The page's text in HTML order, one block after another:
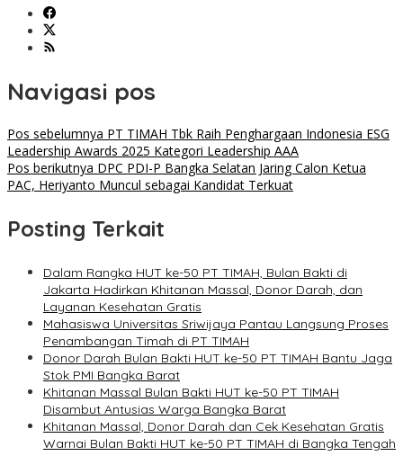
Navigasi pos
Pos sebelumnya PT TIMAH Tbk Raih Penghargaan Indonesia ESG
Leadership Awards 2025 Kategori Leadership AAA
Pos berikutnya DPC PDI-P Bangka Selatan Jaring Calon Ketua
PAC, Heriyanto Muncul sebagai Kandidat Terkuat
Posting Terkait
Dalam Rangka HUT ke-50 PT TIMAH, Bulan Bakti di
Jakarta Hadirkan Khitanan Massal, Donor Darah, dan
Layanan Kesehatan Gratis
Mahasiswa Universitas Sriwijaya Pantau Langsung Proses
Penambangan Timah di PT TIMAH
Donor Darah Bulan Bakti HUT ke-50 PT TIMAH Bantu Jaga
Stok PMI Bangka Barat
Khitanan Massal Bulan Bakti HUT ke-50 PT TIMAH
Disambut Antusias Warga Bangka Barat
Khitanan Massal, Donor Darah dan Cek Kesehatan Gratis
Warnai Bulan Bakti HUT ke-50 PT TIMAH di Bangka Tengah